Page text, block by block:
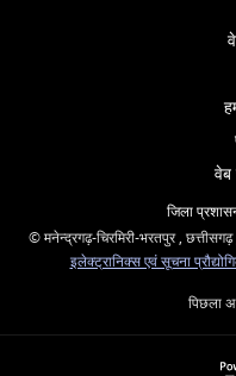
जिला
© मनेन्द्रगढ़-चिरमिरी-भरतपुर ,
इलेक्ट्रानिक्स एवं सूचना
पिछला